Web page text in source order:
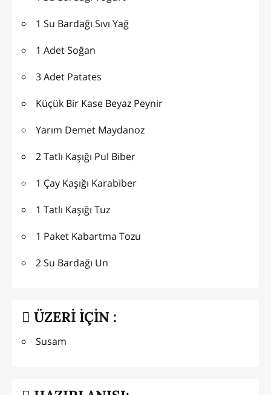
1 Su Bardağı Sıvı Yağ
1 Adet Soğan
3 Adet Patates
Küçük Bir Kase Beyaz Peynir
Yarım Demet Maydanoz
2 Tatlı Kaşığı Pul Biber
1 Çay Kaşığı Karabiber
1 Tatlı Kaşığı Tuz
1 Paket Kabartma Tozu
2 Su Bardağı Un
ÜZERİ İÇİN :
Susam